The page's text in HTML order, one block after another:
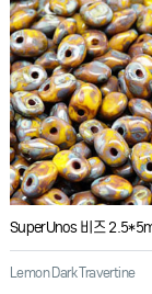
Lemon Dark Travertine